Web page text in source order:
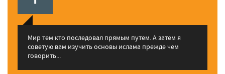
Мир тем кто последовал прямым путем. А затем я
советую вам изучить основы ислама прежде чем
говорить...